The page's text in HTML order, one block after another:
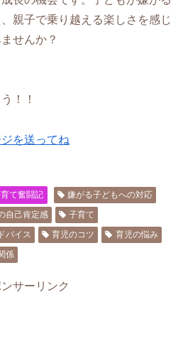
親子で乗り越える楽しさを感じ
せんか？
！！
を送ってね
て奮闘記
嫌がる子どもへの対応
自己肯定感
子育て
バイス 育児のコツ
育児の悩み
係
サーリンク